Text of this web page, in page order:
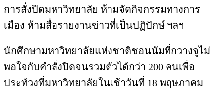
การสั่งปิดมหาวิทยาลัย ห้ามจัดกิจกรรมทางการ
เมือง ห้ามสื่อรายงานข่าวที่เป็นปฏิปักษ์ ฯลฯ
นักศึกษามหาวิทยาลัยแห่งชาติชอนนัมที่กวางจูไม่
พอใจกับคำสั่งปิดจนรวมตัวได้กว่า 200 คนเพื่อ
ประท้วงที่มหาวิทยาลัยในเช้าวันที่ 18 พฤษภาคม